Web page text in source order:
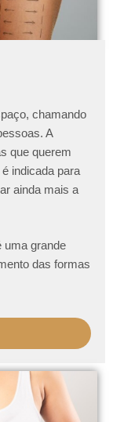
chamando
A
que querem
indicada para
ainda mais a
uma grande
das formas